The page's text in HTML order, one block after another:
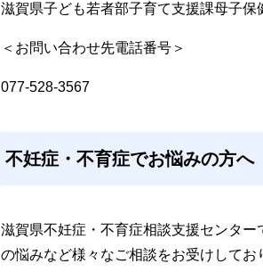
滋賀県子ども若者部子育て支援課母子保
＜お問い合わせ先電話番号＞
077-528-3567
不妊症・不育症でお悩みの方へ
滋賀県不妊症・不育症相談支援センタ
の悩みなど様々なご相談をお受けしてお